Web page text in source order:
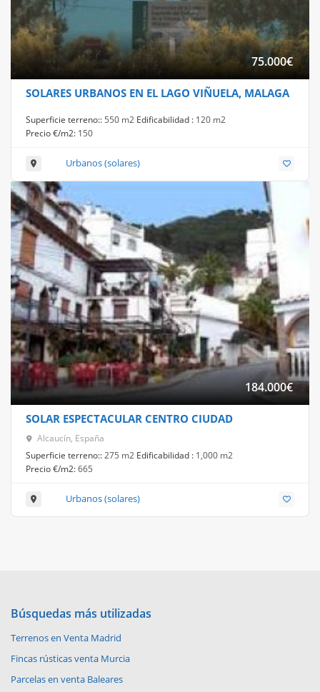
75.000€
SOLARES URBANOS EN EL LAGO VIÑUELA, MALAGA
Superficie terreno:: 550 m2 Edificabilidad : 120 m2
Precio €/m2: 150
Urbanos (solares)
184.000€
SOLAR ESPECTACULAR CENTRO CIUDAD
Alcaucín, España
Superficie terreno::275 m2 Edificabilidad : 1,000 m2
Precio €/m2:665
Urbanos (solares)
Búsquedas más utilizadas
Terrenos en Venta Madrid
Fincas rústicas venta Murcia
Parcelas en venta Baleares